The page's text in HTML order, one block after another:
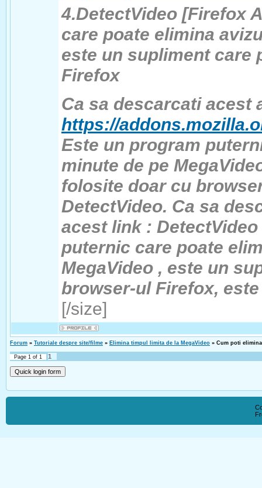
4.DetectVideo [Firefox
care poate elimina
este un supliment care
Firefox
Ca sa descarcati acest
https://
Este un program
minute de pe
folosite doar cu
DetectVideo. Ca sa
acest link :
puternic care poate
MegaVideo , este un
browser-ul Firefox,
[/size]
Forum » Tutoriale despre site/filme » Elimina timpul limita de la MegaVideo » Cum poti
Page 1 of 1 1